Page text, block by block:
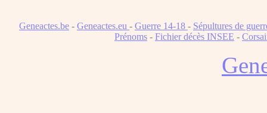
Geneactes.be - Geneactes.eu - Guerre 14-18 - Sépultures de
Prénoms - Fichier décès INSEE -